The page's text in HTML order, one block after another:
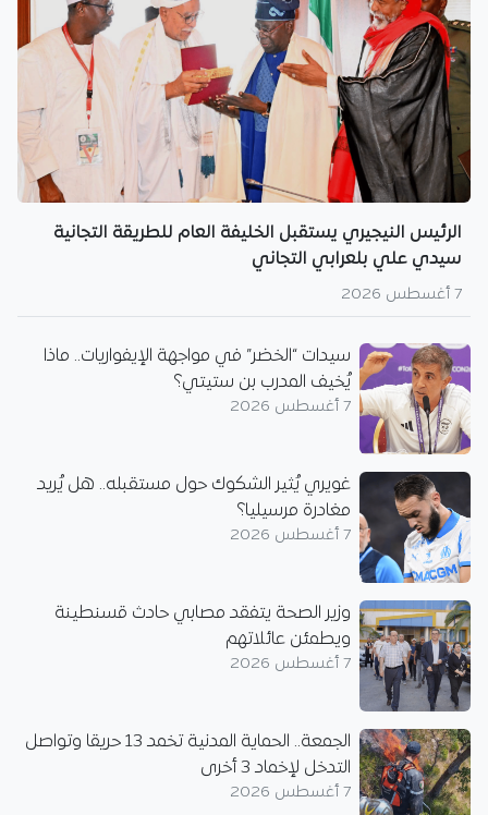
الرئيس النيجيري يستقبل الخليفة العام للطريقة التجانية
سيدي علي بلعرابي التجاني
7 أغسطس 2026
سيدات “الخضر” في مواجهة الإيفواريات.. ماذا
يُخيف المدرب بن ستيتي؟
7 أغسطس 2026
غويري يُثير الشكوك حول مستقبله.. هل يُريد
مغادرة مرسيليا؟
7 أغسطس 2026
وزير الصحة يتفقد مصابي حادث قسنطينة
ويطمئن عائلاتهم
7 أغسطس 2026
الجمعة.. الحماية المدنية تخمد 13 حريقا وتواصل
التدخل لإخماد 3 أخرى
7 أغسطس 2026